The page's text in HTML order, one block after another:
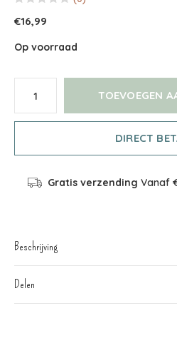
€16,99
Op voorraad
TOEVOEGEN
DIRECT
Gratis verzending Vanaf
Beschrijving
Delen